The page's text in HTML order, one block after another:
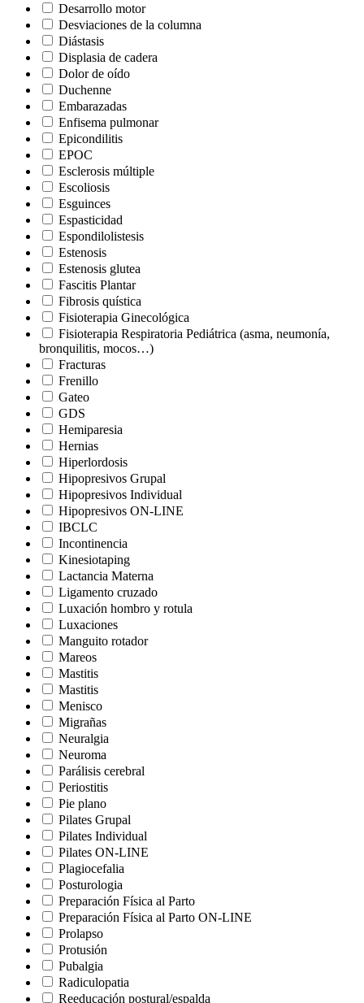
Desarrollo motor
Desviaciones de la columna
Diástasis
Displasia de cadera
Dolor de oído
Duchenne
Embarazadas
Enfisema pulmonar
Epicondilitis
EPOC
Esclerosis múltiple
Escoliosis
Esguinces
Espasticidad
Espondilolistesis
Estenosis
Estenosis glutea
Fascitis Plantar
Fibrosis quística
Fisioterapia Ginecológica
Fisioterapia Respiratoria Pediátrica (asma, neumonía,
bronquilitis, mocos…)
Fracturas
Frenillo
Gateo
GDS
Hemiparesia
Hernias
Hiperlordosis
Hipopresivos Grupal
Hipopresivos Individual
Hipopresivos ON-LINE
IBCLC
Incontinencia
Kinesiotaping
Lactancia Materna
Ligamento cruzado
Luxación hombro y rotula
Luxaciones
Manguito rotador
Mareos
Mastitis
Mastitis
Menisco
Migrañas
Neuralgia
Neuroma
Parálisis cerebral
Periostitis
Pie plano
Pilates Grupal
Pilates Individual
Pilates ON-LINE
Plagiocefalia
Posturologia
Preparación Física al Parto
Preparación Física al Parto ON-LINE
Prolapso
Protusión
Pubalgia
Radiculopatia
Reeducación postural/espalda